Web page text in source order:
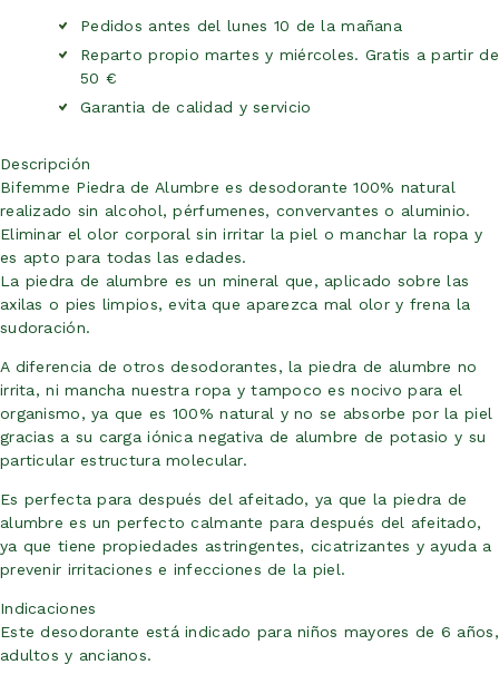
Pedidos antes del lunes 10 de la mañana
Reparto propio martes y miércoles. Gratis a partir de
50 €
Garantia de calidad y servicio
Descripción
Bifemme Piedra de Alumbre es desodorante 100% natural
realizado sin alcohol, pérfumenes, convervantes o aluminio.
Eliminar el olor corporal sin irritar la piel o manchar la ropa y
es apto para todas las edades.
La piedra de alumbre es un mineral que, aplicado sobre las
axilas o pies limpios, evita que aparezca mal olor y frena la
sudoración.
A diferencia de otros desodorantes, la piedra de alumbre no
irrita, ni mancha nuestra ropa y tampoco es nocivo para el
organismo, ya que es 100% natural y no se absorbe por la piel
gracias a su carga iónica negativa de alumbre de potasio y su
particular estructura molecular.
Es perfecta para después del afeitado, ya que la piedra de
alumbre es un perfecto calmante para después del afeitado,
ya que tiene propiedades astringentes, cicatrizantes y ayuda a
prevenir irritaciones e infecciones de la piel.
Indicaciones
Este desodorante está indicado para niños mayores de 6 años,
adultos y ancianos.